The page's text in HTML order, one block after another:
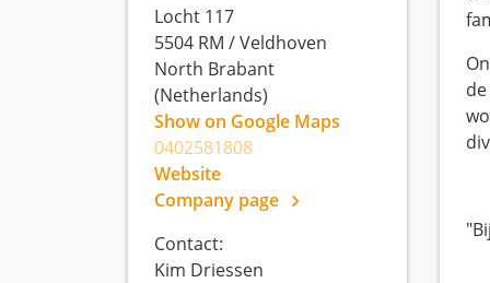
Locht 117
5504 RM /Veldhoven
North Brabant
(Netherlands)
Show on Google Maps
0402581808
Website
Company page
Contact:
Kim Driessen